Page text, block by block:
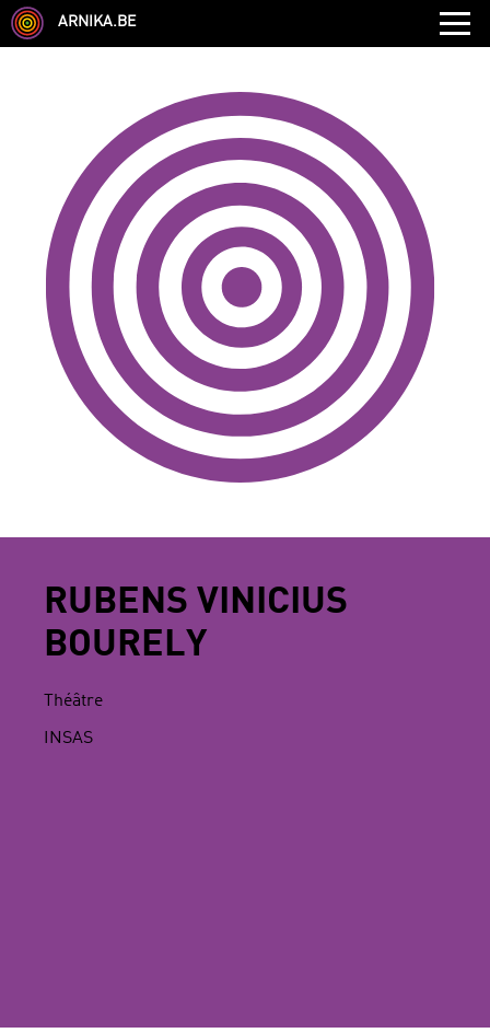
ARNIKA.BE
AUTRE COMPÉTENCE TYPE
LANGUES PARLÉES ÉCOLE
CHEVEUX TAILLE
CORPULENCE ANNÉE DE NAISSANCE
ANNULER LES FILTRES
RUBENS VINICIUS
BOURELY
Théâtre
INSAS